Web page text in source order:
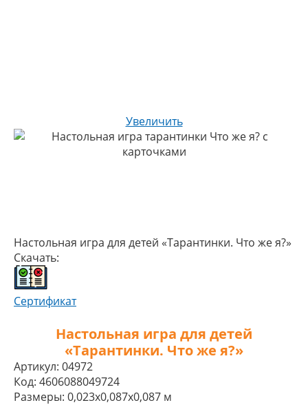
Увеличить
Настольная игра для детей «Тарантинки. Что же я?»
Скачать:
Сертификат
Настольная игра для детей
«Тарантинки. Что же я?»
Артикул: 04972
Код: 4606088049724
Размеры: 0,023x0,087x0,087 м